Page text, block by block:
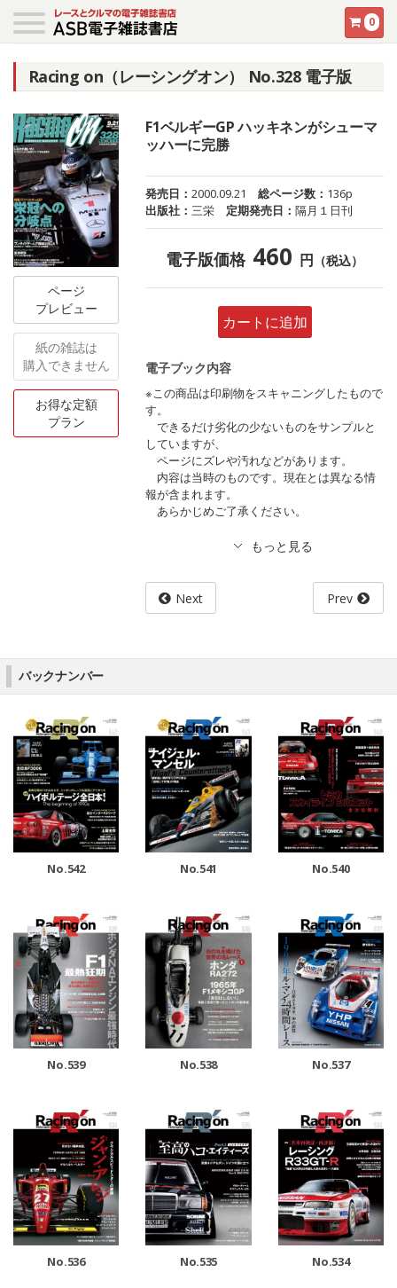
0
Racing on（レーシングオン） No.328 電子版
ページ
プレビュー
紙の雑誌は
購入できません
お得な定額
プラン
F1ベルギーGP ハッキネンがシューマ
ッハーに完勝
発売日：2000.09.21 総ページ数： 136p
出版社：三栄 定期発売日：隔月１日刊
電子版価格 460 円 （税込）
カートに追加
電子ブック内容
※この商品は印刷物をスキャニングしたもので
す。
できるだけ劣化の少ないものをサンプルと
していますが、
ページにズレや汚れなどがあります。
内容は当時のものです。現在とは異なる情
報が含まれます。
あらかじめご了承ください。
Next Prev
バックナンバー
No.542 No.541 No.540
No.539 No.538 No.537
No.536 No.535 No.534